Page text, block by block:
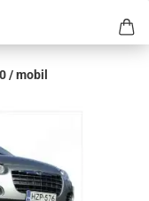
/ mobil